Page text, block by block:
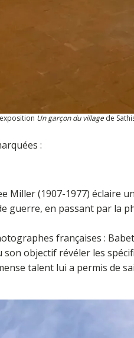
Un garçon du villagede
:
Miller (1907-1977) éclaire
en passant par la
françaises :
objectif révéler les
talent lui a permis de